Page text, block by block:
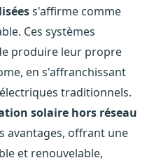
s'affirme comme
Ces systèmes
produire leur propre
en s'affranchissant
traditionnels.
solaire hors réseau
avantages, offrant une
et renouvelable,